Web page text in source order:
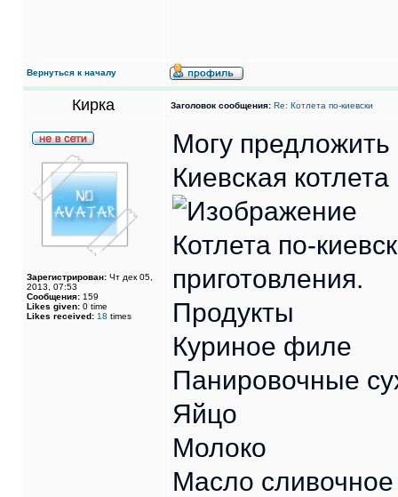
Вернуться к началу
Кирка Заголовок сообщения: Re: Котлета по-киевски
Зарегистрирован: Чт дек 05,
2013, 07:53
Сообщения: 159
Likes given: 0 time
Likes received: 18 times
Могу предложить
Киевская котлета
Котлета по-
приготовления.
Продукты
Куриное филе
Панировочные
Яйцо
Молоко
Масло сливочное